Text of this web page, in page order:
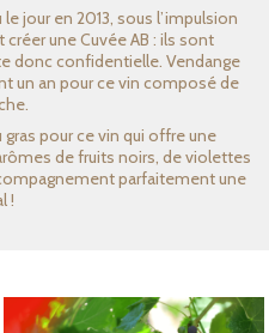
jour en 2013, sous l’impulsion
une Cuvée AB : ils sont
donc confidentielle. Vendange
un an pour ce vin composé de
pour ce vin qui offre une
de fruits noirs, de violettes
parfaitement une
!